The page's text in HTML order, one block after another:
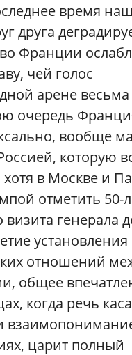
время
друга
Франции
чей голос
арене весьма
очередь
вообще
которую
хотя в Москве и
отметить 50-
визита генерала
установления
отношений
общее
когда речь
царит полный